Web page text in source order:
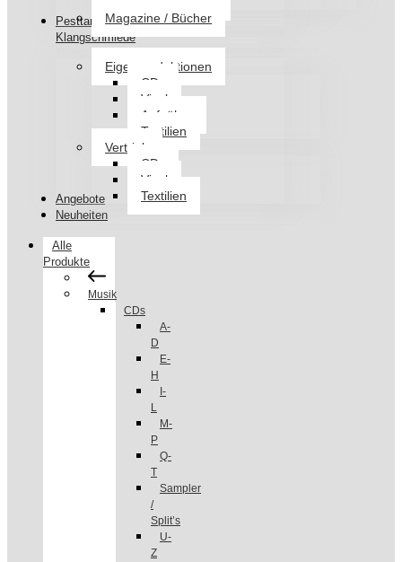
Magazine / Bücher
Pesttanz
Klangschmiede
Eigenproduktionen
CDs
Vinyl
Aufnäher
Textilien
Vertrieb
CDs
Vinyl
Textilien
Angebote
Neuheiten
Alle
Produkte
Musik
CDs
A-
D
E-
H
I-
L
M-
P
Q-
T
Sampler
/
Split’s
U-
Z